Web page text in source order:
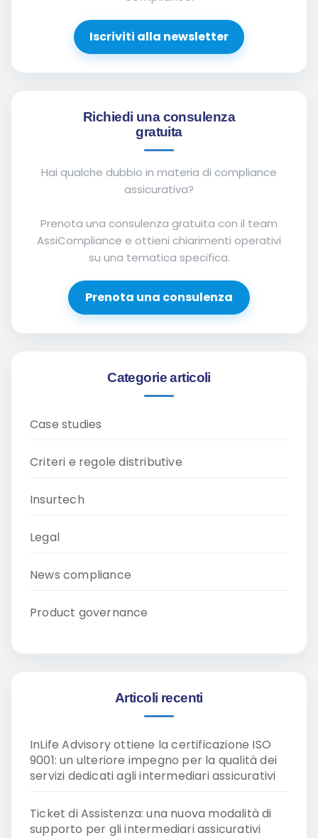
Iscriviti alla newsletter
Richiedi una consulenza
gratuita
Hai qualche dubbio in materia di compliance
assicurativa?
Prenota una consulenza gratuita con il team
AssiCompliance e ottieni chiarimenti operativi
su una tematica specifica.
Prenota una consulenza
Categorie articoli
Case studies
Criteri e regole distributive
Insurtech
Legal
News compliance
Product governance
Articoli recenti
InLife Advisory ottiene la certificazione ISO
9001: un ulteriore impegno per la qualità dei
servizi dedicati agli intermediari assicurativi
Ticket di Assistenza: una nuova modalità di
supporto per gli intermediari assicurativi